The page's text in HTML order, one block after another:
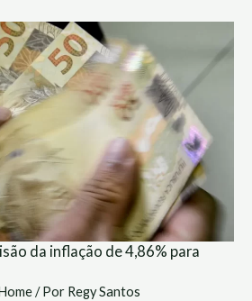
da inflação de 4,86% para
/ Por Regy Santos